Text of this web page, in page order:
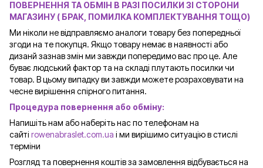
ПОВЕРНЕННЯ ТА ОБМІН В РАЗІ ПОСИЛКИ ЗІ СТОРОНИ
МАГАЗИНУ ( БРАК, ПОМИЛКА КОМПЛЕКТУВАННЯ ТОЩО)
Ми ніколи не відправляємо аналоги товару без попередньої
згоди на те покупця. Якщо товару немає в наявності або
дизанй зазнав змін ми завжди попередимо вас про це. Але
буває людський фактор та на складі плутають посилки чи
товар. В цьому випадку ви завжди можете розраховувати на
чесне вирішення спірного питання.
Процедура повернення або обміну:
Напишіть нам або наберіть нас по телефонам на
сайті rowenabraslet.com.ua і ми вирішимо ситуацію в стислі
терміни
Розгляд та повернення коштів за замовлення відбувається на